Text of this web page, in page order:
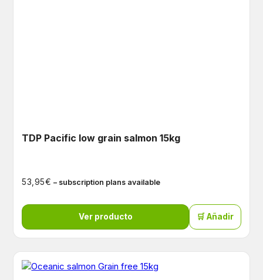
TDP Pacific low grain salmon 15kg
53,95€ – subscription plans available
Ver producto 🛒 Añadir